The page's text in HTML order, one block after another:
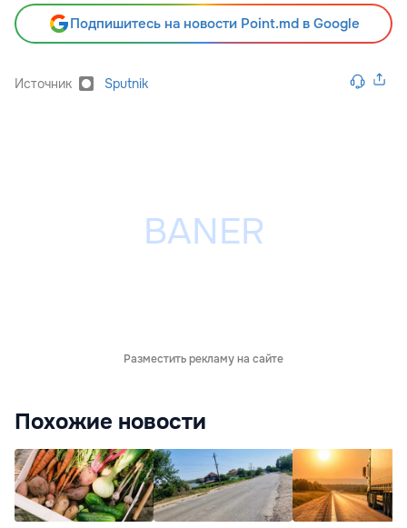
Подпишитесь на новости Point.md в Google
Источник Sputnik
Разместить рекламу на сайте
Похожие новости